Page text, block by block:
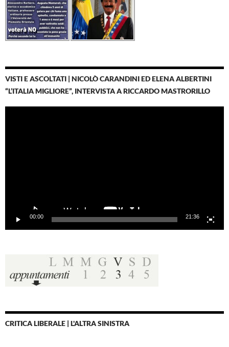
VISTI E ASCOLTATI | NICOLÒ CARANDINI ED ELENA ALBERTINI
“L’ITALIA MIGLIORE”, INTERVISTA A RICCARDO MASTRORILLO
00:00 21:36
CRITICA LIBERALE | L'ALTRA SINISTRA